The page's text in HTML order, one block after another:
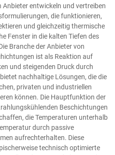
entwickeln und vertreiben
die funktionieren,
und gleichzeitig thermische
Fenster in die kalten Tiefen des
Branche der Anbieter von
ist als Reaktion auf
und steigenden Druck durch
nachhaltige Lösungen, die die
privaten und industriellen
können. Die Hauptfunktion der
Beschichtungen
die Temperaturen unterhalb
durch passive
aufrechterhalten. Diese
technisch optimierte